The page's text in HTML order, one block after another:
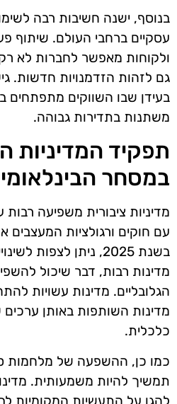
בנוסף, ישנה חשיבות רבה
עסקיים ברחבי העולם. שיתוף
ולקוחות מאפשר לחברות לא
גם לזהות הזדמנויות חדשות.
בעידן שבו השווקים מתפתחים
משתנות בתדירות גבוהה.
תפקיד המדיניות
במסחר הבינלאומי
מדיניות ציבורית משפיעה
עם חוקים ורגולציות
בשנת 2025, ניתן
מדינות רבות, דבר שיכול
הגלובליים. מדינות עשויות
מדינות השותפות באותן
כלכלית.
כמו כן, ההשפעה של מלחמות
תמשיך להיות משמעותית.
להגן על התעשיות המקומיות